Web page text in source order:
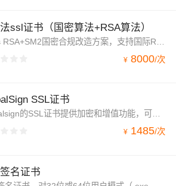
ssl证书（国密算法+RSA算法）
¥ 8000/次
SSL证书
Globalsign的SSL证书提供加密和增值功能，可确保您的网站受到保护并符合现代网站的需求。客户和访问者将知道他们的浏览会话是安全的，并且知道付款详细信息和个人信息保持安全和加密。支持证书签发30天后申请电子或纸质发票。
¥ 1485/次
名证书